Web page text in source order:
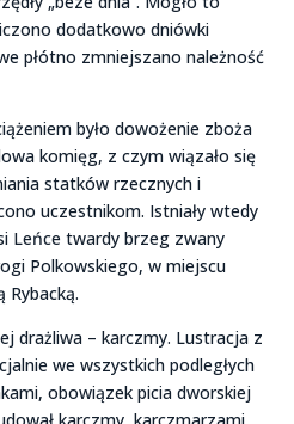
dodatkowo dniówki
płótno zmniejszano należność
było dowożenie zboża
komięg, z czym wiązało się
statków rzecznych i
uczestnikom. Istniały wtedy
Leńce twardy brzeg zwany
Polkowskiego, w miejscu
Rybacką.
drażliwa – karczmy. Lustracja z
we wszystkich podległych
obowiązek picia dworskiej